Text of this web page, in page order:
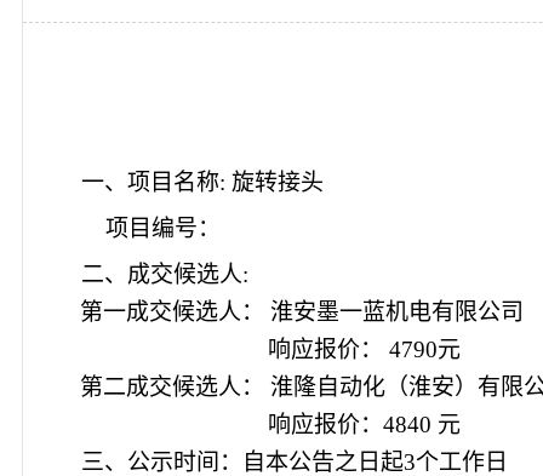
一、项目名称: 旋转接头
项目编号：
二、成交候选人:
第一成交候选人： 淮安墨一蓝机电有限公司
响应报价： 4790元
第二成交候选人： 淮隆自动化（淮安）有限
响应报价：4840 元
三、公示时间：自本公告之日起3个工作日